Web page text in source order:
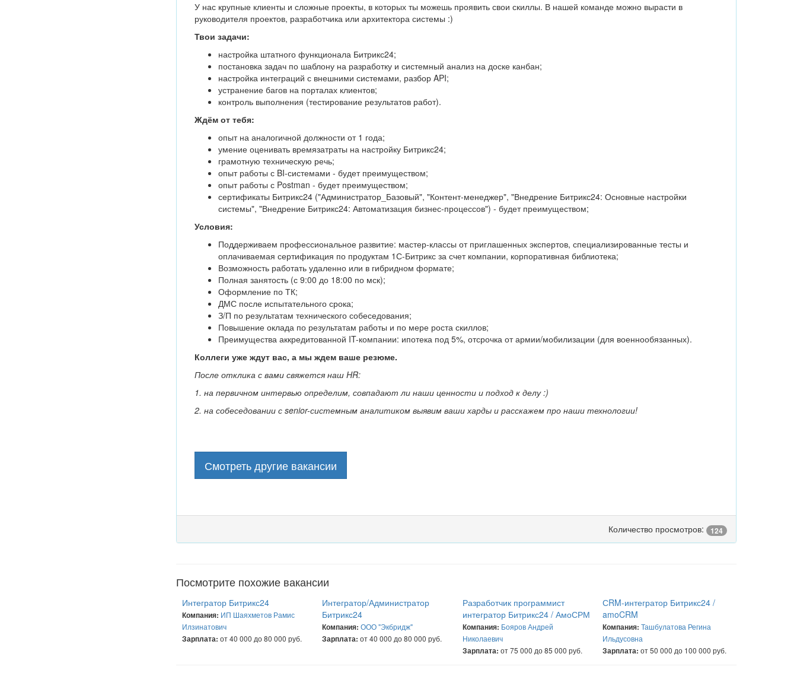
У нас крупные клиенты и сложные проекты, в которых ты можешь проявить свои скиллы. В нашей команде можно вырасти в
руководителя проектов, разработчика или архитектора системы :)
Твои задачи:
настройка штатного функционала Битрикс24;
постановка задач по шаблону на разработку и системный анализ на доске канбан;
настройка интеграций с внешними системами, разбор API;
устранение багов на порталах клиентов;
контроль выполнения (тестирование результатов работ).
Ждём от тебя:
опыт на аналогичной должности от 1 года;
умение оценивать времязатраты на настройку Битрикс24;
грамотную техническую речь;
опыт работы с BI-системами - будет преимуществом;
опыт работы с Postman - будет преимуществом;
сертификаты Битрикс24 ("Администратор_Базовый", "Контент-менеджер", "Внедрение Битрикс24: Основные настройки
системы", "Внедрение Битрикс24: Автоматизация бизнес-процессов") - будет преимуществом;
Условия:
Поддерживаем профессиональное развитие: мастер-классы от приглашенных экспертов, специализированные тесты и
оплачиваемая сертификация по продуктам 1С-Битрикс за счет компании, корпоративная библиотека;
Возможность работать удаленно или в гибридном формате;
Полная занятость (с 9:00 до 18:00 по мск);
Оформление по ТК;
ДМС после испытательного срока;
З/П по результатам технического собеседования;
Повышение оклада по результатам работы и по мере роста скиллов;
Преимущества аккредитованной IT-компании: ипотека под 5%, отсрочка от армии/мобилизации (для военнообязанных).
Коллеги уже ждут вас, а мы ждем ваше резюме.
После отклика с вами свяжется наш HR:
1. на первичном интервью определим, совпадают ли наши ценности и подход к делу :)
2. на собеседовании с senior-системным аналитиком выявим ваши харды и расскажем про наши технологии!
Смотреть другие вакансии
Количество просмотров: 124
Посмотрите похожие вакансии
Интегратор Битрикс24
Компания: ИП Шаяхметов Рамис
Илзинатович
Зарплата: от 40 000 до 80 000 руб.
Интегратор/Администратор
Битрикс24
Компания: ООО "Экбридж"
Зарплата: от 40 000 до 80 000 руб.
Разработчик программист
интегратор Битрикс24 / АмоСРМ
Компания: Бояров Андрей
Николаевич
Зарплата: от 75 000 до 85 000 руб.
СRM-интегратор Битрикс24 /
amoCRM
Компания: Ташбулатова Регина
Ильдусовна
Зарплата: от 50 000 до 100 000 руб.